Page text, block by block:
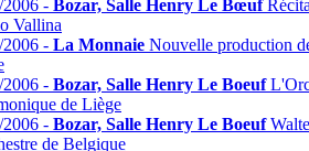
2006 - Bozar, Salle Henry Le Bœuf
Vallina
2006 - La Monnaie Nouvelle production
2006 - Bozar, Salle Henry Le Boeuf
de Liège
- Bozar, Salle Henry Le Boeuf
de Belgique